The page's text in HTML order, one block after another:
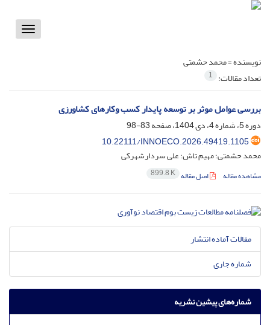
Toggle
نویسنده =محمد حشمتی
تعداد مقالات: 1
بررسی عوامل موثر بر توسعه پایدار کسب وکارهای کشاورزی
دوره 5، شماره 4، دی 1404، صفحه
83-98
10.22111/INNOECO.2026.49419.1105
محمد حشمتی؛ مهیم تاش؛ علی سردارشهرکی
مشاهده مقاله اصل مقاله 899.8 K
مقالات آماده انتشار
شماره جاری
شماره‌های پیشین نشریه